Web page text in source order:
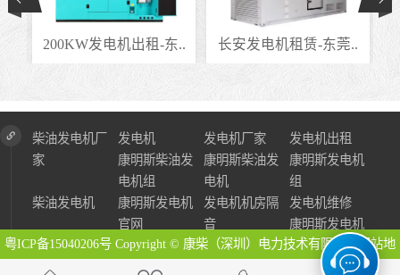
200KW发电机出租-东.. 长安发电机租赁-东莞..
柴油发电机厂
家
发电机 发电机厂家
发电机出租
康明斯柴油发
电机组
康明斯柴油发
电机
康明斯发电机
组
柴油发电机
康明斯发电机
官网
发电机机房隔
音
发电机维修
康明斯发电机
粤ICP备15040206号 Copyright © 康柴（深圳）电力技术有限公司 网站地